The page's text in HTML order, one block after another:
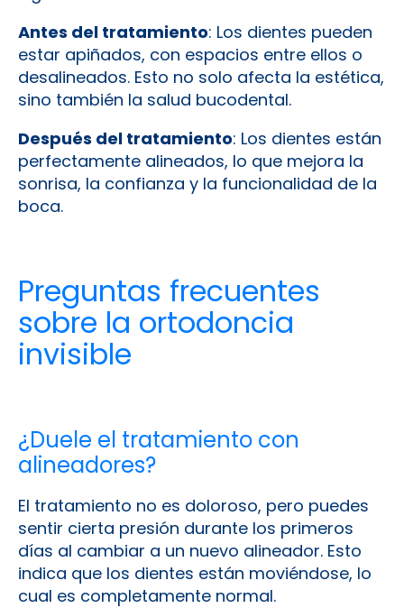
Antes del tratamiento: Los dientes pueden
estar apiñados, con espacios entre ellos o
desalineados. Esto no solo afecta la estética,
sino también la salud bucodental.
Después del tratamiento: Los dientes están
perfectamente alineados, lo que mejora la
sonrisa, la confianza y la funcionalidad de la
boca.
Preguntas frecuentes
sobre la ortodoncia
invisible
¿Duele el tratamiento con
alineadores?
El tratamiento no es doloroso, pero puedes
sentir cierta presión durante los primeros
días al cambiar a un nuevo alineador. Esto
indica que los dientes están moviéndose, lo
cual es completamente normal.